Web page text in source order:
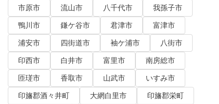
市原市
流山市 八千代市
我孫子市
鴨川市
鎌ケ谷市 君津市
富津市
浦安市
四街道市 袖ケ浦市
八街市
印西市
白井市 富里市
南房総市
匝瑳市
香取市 山武市
いすみ市
印旛郡酒々井町
大網白里市
印旛郡栄町